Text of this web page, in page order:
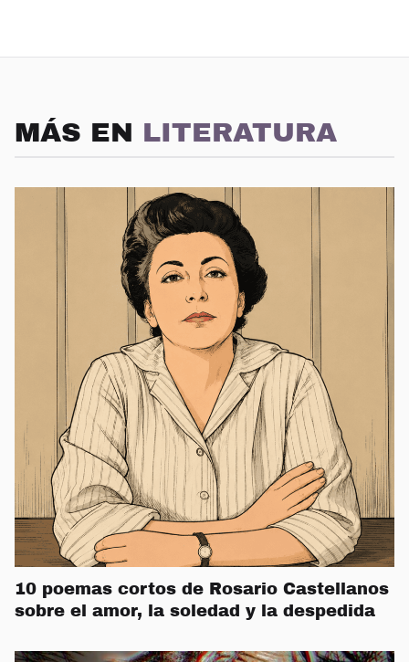
MÁS EN LITERATURA
10 poemas cortos de Rosario Castellanos
sobre el amor, la soledad y la despedida